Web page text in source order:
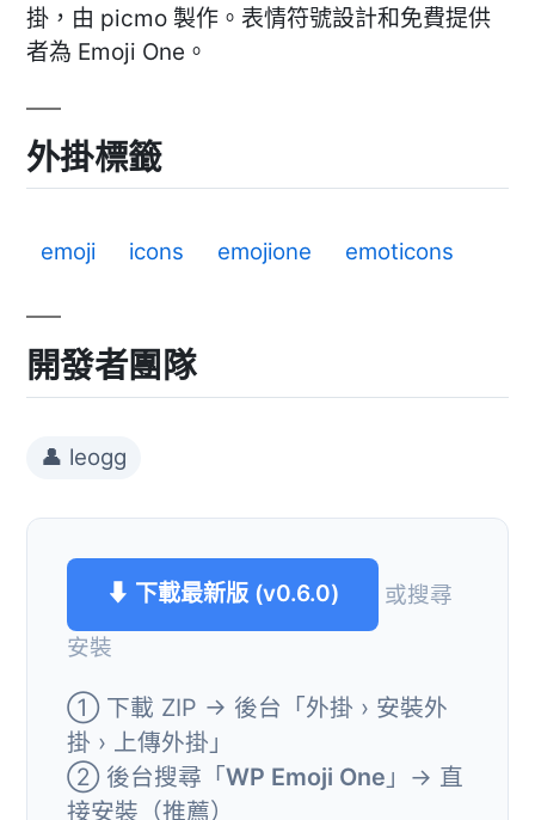
掛，由 picmo 製作。表情符號設計和免費提供
者為 Emoji One。
外掛標籤
emoji icons emojione emoticons
開發者團隊
👤 leogg
⬇ 下載最新版 (v0.6.0)
或搜尋
安裝
① 下載 ZIP → 後台「外掛 › 安裝外
掛 › 上傳外掛」
② 後台搜尋「WP Emoji One 」→ 直
接安裝（推薦）